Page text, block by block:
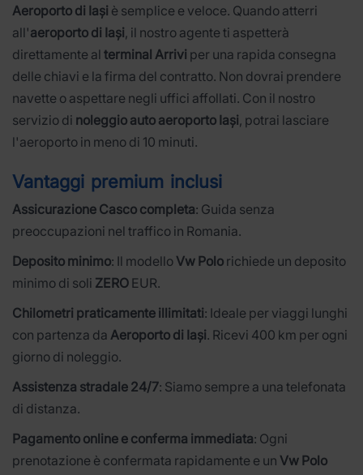
Aeroporto di Iași è semplice e veloce. Quando atterri
all'aeroporto di Iași, il nostro agente ti aspetterà
direttamente al terminal Arrivi per una rapida consegna
delle chiavi e la firma del contratto. Non dovrai prendere
navette o aspettare negli uffici affollati. Con il nostro
servizio di noleggio auto aeroporto Iași, potrai lasciare
l'aeroporto in meno di 10 minuti.
Vantaggi premium inclusi
Assicurazione Casco completa: Guida senza
preoccupazioni nel traffico in Romania.
Deposito minimo: Il modelloVw Polo richiede un deposito
minimo di soli ZERO EUR.
Chilometri praticamente illimitati: Ideale per viaggi lunghi
con partenza da Aeroporto di Iași. Ricevi 400 km per ogni
giorno di noleggio.
Assistenza stradale 24/7: Siamo sempre a una telefonata
di distanza.
Pagamento online e conferma immediata: Ogni
prenotazione è confermata rapidamente e un Vw Polo